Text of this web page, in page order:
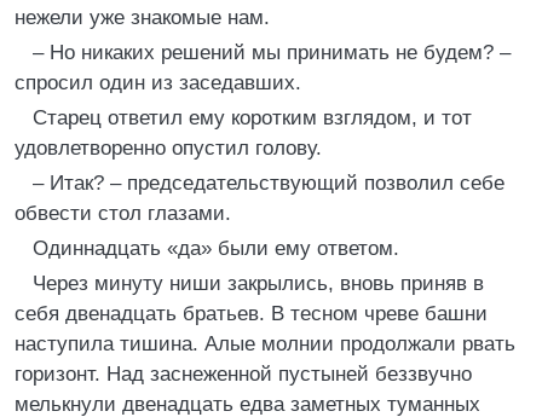
нежели уже знакомые нам.
– Но никаких решений мы принимать не будем? –
спросил один из заседавших.
Старец ответил ему коротким взглядом, и тот
удовлетворенно опустил голову.
– Итак? – председательствующий позволил себе
обвести стол глазами.
Одиннадцать «да» были ему ответом.
Через минуту ниши закрылись, вновь приняв в
себя двенадцать братьев. В тесном чреве башни
наступила тишина. Алые молнии продолжали рвать
горизонт. Над заснеженной пустыней беззвучно
мелькнули двенадцать едва заметных туманных